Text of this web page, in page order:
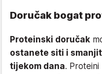
Doručak bogat
Proteinski doručak
ostanete siti i
tijekom dana.